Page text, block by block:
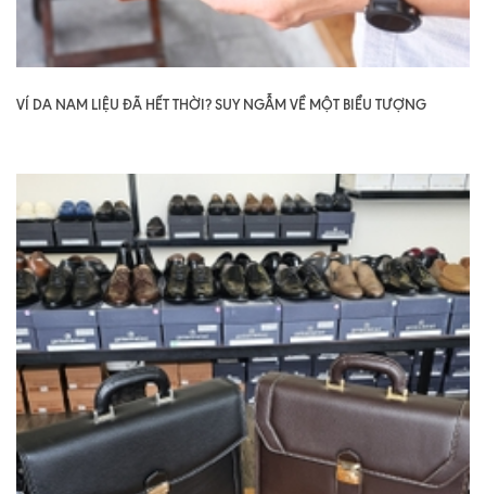
VÍ DA NAM LIỆU ĐÃ HẾT THỜI? SUY NGẪM VỀ MỘT BIỂU TƯỢNG